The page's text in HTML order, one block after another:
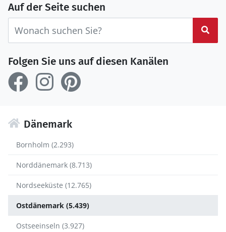
Auf der Seite suchen
Folgen Sie uns auf diesen Kanälen
Dänemark
Bornholm (2.293)
Norddänemark (8.713)
Nordseeküste (12.765)
Ostdänemark (5.439)
Ostseeinseln (3.927)